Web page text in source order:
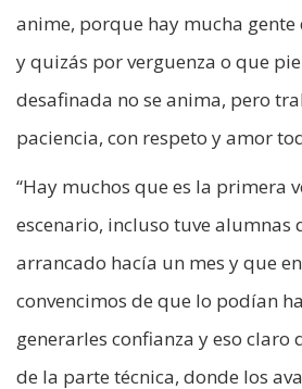
anime, porque hay mucha
y quizás por verguenza o que
desafinada no se anima, pero
paciencia, con respeto y amor
“Hay muchos que es la primera
escenario, incluso tuve alumnas
arrancado hacía un mes y que
convencimos de que lo podían
generarles confianza y eso claro
de la parte técnica, donde los